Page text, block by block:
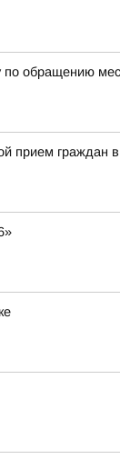
по обращению
прием